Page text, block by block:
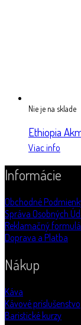
Nie je na sklade
Ethiopia
Viac info
Informácie
Obchodné
Správa Osobných
Reklamačný
Doprava a Platba
Nákup
Káva
Kávové príslušenstvo
Baristické kurzy